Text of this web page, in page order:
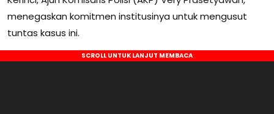
menegaskan komitmen institusinya untuk mengusut
tuntas kasus ini.